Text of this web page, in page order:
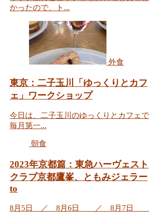
かったので、ト...
外食
東京：二子玉川「ゆっくりとカフ
ェ」ワークショップ
今日は、二子玉川のゆっくりとカフェで
毎月第一...
朝食
2023年京都篇：東急ハーヴェスト
クラブ京都鷹峯、ともみジェラー
to
8月5日 ／ 8月6日 ／ 8月7日